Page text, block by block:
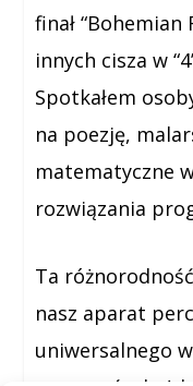
finał “Bohemian
innych cisza w
Spotkałem
na poezję,
matematyczne
rozwiązania
Ta
nasz aparat
uniwersalnego